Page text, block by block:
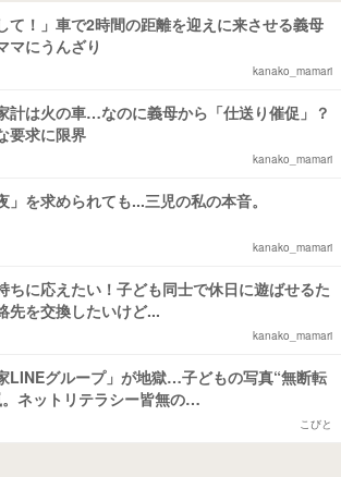
て！」車で2時間の距離を迎えに来させる義母
マにうんざり
kanako_mamari
計は火の車…なのに義母から「仕送り催促」？
要求に限界
kanako_mamari
」を求められても...三児の私の本音。
kanako_mamari
ちに応えたい！子ども同士で休日に遊ばせるた
先を交換したいけど...
kanako_mamari
LINEグループ」が地獄…子どもの写真“無断転
ネットリテラシー皆無の…
こびと